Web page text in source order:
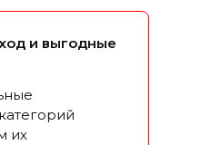
и выгодные
их